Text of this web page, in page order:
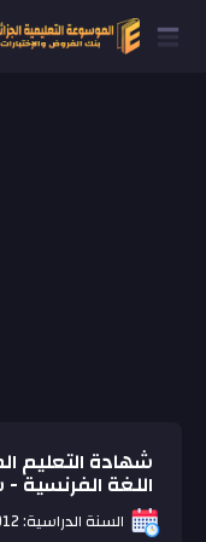
اللغة الفرنسية
السنة الدراسية: 2012